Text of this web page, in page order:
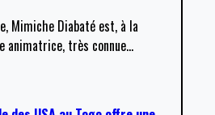
Mimiche Diabaté est, à la
animatrice, très connue…